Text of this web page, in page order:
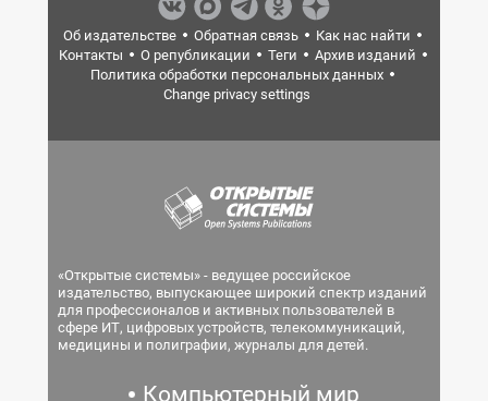
Об издательстве Обратная связь
Как нас найти
Контакты
О републикации Теги
Архив изданий
Политика обработки персональных данных
Change privacy settings
«Открытые системы» - ведущее российское
издательство, выпускающее широкий спектр изданий
для профессионалов и активных пользователей в
сфере ИТ, цифровых устройств, телекоммуникаций,
медицины и полиграфии, журналы для детей.
Компьютерный мир